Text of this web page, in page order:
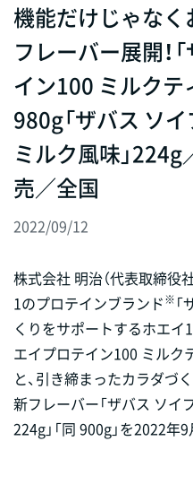
機能だけじゃなく
フレーバー展開！
イン100 ミルクテ
980g「ザバス ソ
ミルク風味」
売／全国
2022/09/12
株式会社 明治（代表取締役
1のプロテインブランド※
くりをサポートするホエイ
エイプロテイン100 ミルク
と、引き締まったカラダづ
新フレーバー「ザバス ソ
224g」「同 900g」を2022